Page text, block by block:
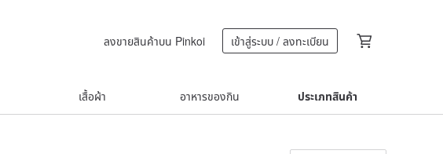
ลงขายสินค้าบน Pinkoi เข้าสู่ระบบ / ลงทะเบียน
เสื้อผ้า อาหารของกิน ประเภทสินค้า